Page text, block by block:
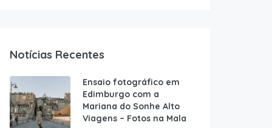
Notícias Recentes
Ensaio fotográfico em
Edimburgo com a
Mariana do Sonhe Alto
Viagens – Fotos na Mala